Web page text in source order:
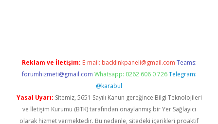
Reklam ve İletişim: E-mail: backlinkpaneli@gmail.com Teams:
forumhizmeti@gmail.com Whatsapp: 0262 606 0 726 Telegram:
@karabul
Yasal Uyarı: Sitemiz, 5651 Sayılı Kanun gereğince Bilgi Teknolojileri
ve İletişim Kurumu (BTK) tarafından onaylanmış bir Yer Sağlayıcı
olarak hizmet vermektedir. Bu nedenle, sitedeki içerikleri proaktif